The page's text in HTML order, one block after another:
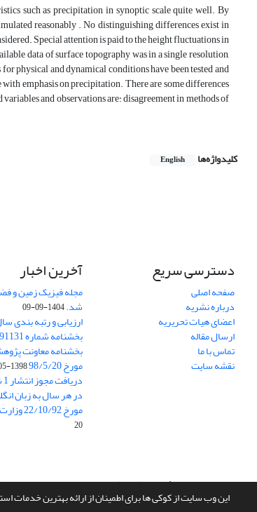
این وب سایت از کوکی ها برای اطمینان از ارائه بهترین خدمات
such as precipitation in synoptic scale quite well. By
reasonably . No distinguishing differences exist in
Special attention is paid to the height fluctuations in
data of surface topography was in a single resolution,
physical and dynamical conditions have been tested and
emphasis on precipitation. There are some differences
and observations are: disagreement in methods of
کلیدواژه‌ها English
دسترسی سریع
صفحه اصلی
درباره نشریه
اعضای هیات تحریریه
ارسال مقاله
تماس با ما
نقشه سایت
آخرین اخبار
شد.1404-09-09
ارزیابی و رتبه بندی سال
بخشنامه شماره 91131 مورخ 1402/04/04
مورخ 98/5/20 1398-05-20
در هر سال به زبان
مورخ 22/10/92 وزارت علوم، تحقیقات و فناوری
20
سامانه مدیریت نشریات علمی.طراحی و پیاده سازی ازسیناوب